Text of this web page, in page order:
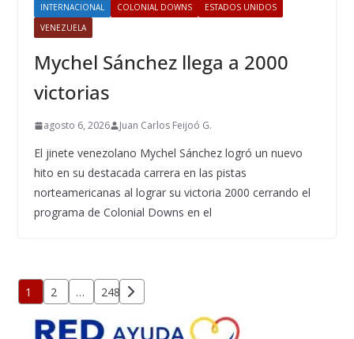
INTERNACIONAL COLONIAL DOWNS
ESTADOS UNIDOS
VENEZUELA
Mychel Sánchez llega a 2000
victorias
agosto 6, 2026 Juan Carlos Feijoó G.
El jinete venezolano Mychel Sánchez logró un nuevo
hito en su destacada carrera en las pistas
norteamericanas al lograr su victoria 2000 cerrando el
programa de Colonial Downs en el
Paginación
de
entradas
1 2 … 248